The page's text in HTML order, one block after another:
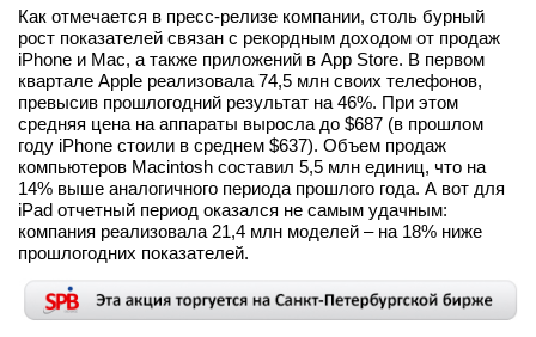
Вход
Как отмечается в пресс-релизе компании, столь бурный
рост показателей связан с рекордным доходом от продаж
iPhone и Mac, а также приложений в App Store. В первом
квартале Apple реализовала 74,5 млн своих телефонов,
превысив прошлогодний результат на 46%. При этом
средняя цена на аппараты выросла до $687 (в прошлом
году iPhone стоили в среднем $637). Объем продаж
компьютеров Macintosh составил 5,5 млн единиц, что на
14% выше аналогичного периода прошлого года. А вот для
iPad отчетный период оказался не самым удачным:
компания реализовала 21,4 млн моделей – на 18% ниже
прошлогодних показателей.